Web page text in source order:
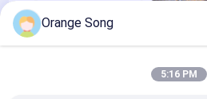
REPORT
REPORT
Orange Song
5:16 PM